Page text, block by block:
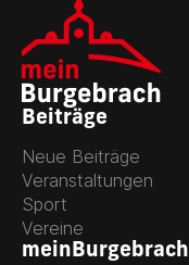
Beiträge
Neue Beiträge
Veranstaltungen
Sport
Vereine
meinBurgebrach